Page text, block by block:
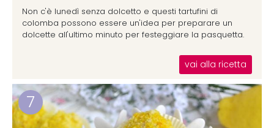
Non c'è lunedì senza dolcetto e questi tartufini di
colomba possono essere un'idea per preparare un
dolcette all'ultimo minuto per festeggiare la pasquetta.
vai alla ricetta
7